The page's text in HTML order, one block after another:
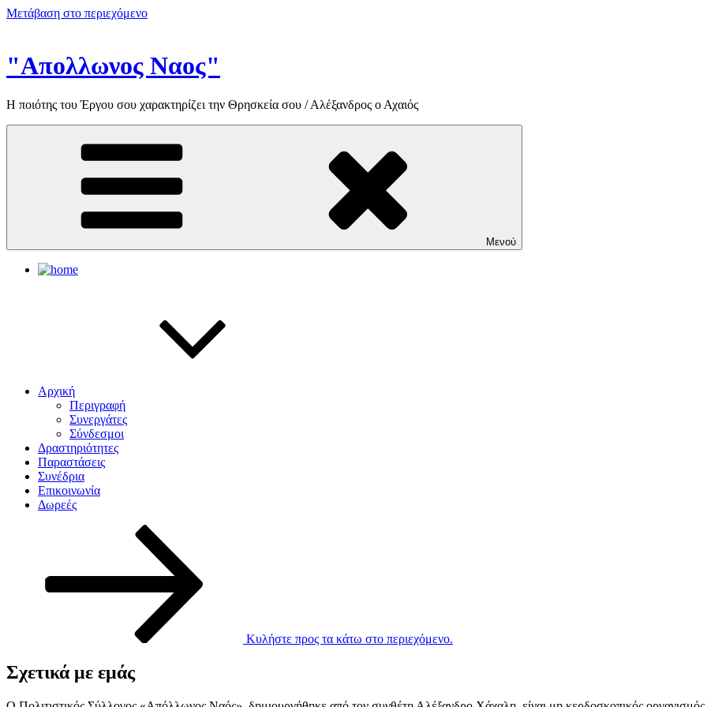
Μετάβαση στο περιεχόμενο
"Απολλωνος Ναος"
Η ποιότης του Έργου σου χαρακτηρίζει την Θρησκεία σου / Αλέξανδρος ο Αχαιός
Μενού
Αρχική
Περιγραφή
Συνεργάτες
Σύνδεσμοι
Δραστηριότητες
Παραστάσεις
Συνέδρια
Επικοινωνία
Δωρεές
Κυλήστε προς τα κάτω στο περιεχόμενο.
Σχετικά με εμάς